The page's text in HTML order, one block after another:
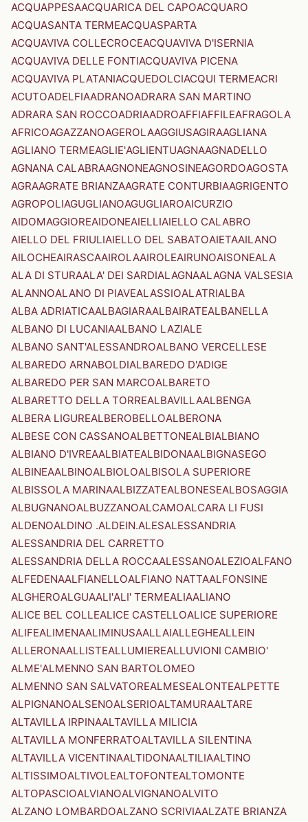
ACQUAPPESAACQUARICA DEL CAPOACQUARO
ACQUASANTA TERMEACQUASPARTA
ACQUAVIVA COLLECROCEACQUAVIVA D'ISERNIA
ACQUAVIVA DELLE FONTIACQUAVIVA PICENA
ACQUAVIVA PLATANIACQUEDOLCIACQUI TERMEACRI
ACUTOADELFIAADRANOADRARA SAN MARTINO
ADRARA SAN ROCCOADRIAADROAFFIAFFILEAFRAGOLA
AFRICOAGAZZANOAGEROLAAGGIUSAGIRAAGLIANA
AGLIANO TERMEAGLIE'AGLIENTUAGNAAGNADELLO
AGNANA CALABRAAGNONEAGNOSINEAGORDOAGOSTA
AGRAAGRATE BRIANZAAGRATE CONTURBIAAGRIGENTO
AGROPOLIAGUGLIANOAGUGLIAROAICURZIO
AIDOMAGGIOREAIDONEAIELLIAIELLO CALABRO
AIELLO DEL FRIULIAIELLO DEL SABATOAIETAAILANO
AILOCHEAIRASCAAIROLAAIROLEAIRUNOAISONEALA
ALA DI STURAALA' DEI SARDIALAGNAALAGNA VALSESIA
ALANNOALANO DI PIAVEALASSIOALATRIALBA
ALBA ADRIATICAALBAGIARAALBAIRATEALBANELLA
ALBANO DI LUCANIAALBANO LAZIALE
ALBANO SANT'ALESSANDROALBANO VERCELLESE
ALBAREDO ARNABOLDIALBAREDO D'ADIGE
ALBAREDO PER SAN MARCOALBARETO
ALBARETTO DELLA TORREALBAVILLAALBENGA
ALBERA LIGUREALBEROBELLOALBERONA
ALBESE CON CASSANOALBETTONEALBIALBIANO
ALBIANO D'IVREAALBIATEALBIDONAALBIGNASEGO
ALBINEAALBINOALBIOLOALBISOLA SUPERIORE
ALBISSOLA MARINAALBIZZATEALBONESEALBOSAGGIA
ALBUGNANOALBUZZANOALCAMOALCARA LI FUSI
ALDENOALDINO .ALDEIN.ALESALESSANDRIA
ALESSANDRIA DEL CARRETTO
ALESSANDRIA DELLA ROCCAALESSANOALEZIOALFANO
ALFEDENAALFIANELLOALFIANO NATTAALFONSINE
ALGHEROALGUAALI'ALI' TERMEALIAALIANO
ALICE BEL COLLEALICE CASTELLOALICE SUPERIORE
ALIFEALIMENAALIMINUSAALLAIALLEGHEALLEIN
ALLERONAALLISTEALLUMIEREALLUVIONI CAMBIO'
ALME'ALMENNO SAN BARTOLOMEO
ALMENNO SAN SALVATOREALMESEALONTEALPETTE
ALPIGNANOALSENOALSERIOALTAMURAALTARE
ALTAVILLA IRPINAALTAVILLA MILICIA
ALTAVILLA MONFERRATOALTAVILLA SILENTINA
ALTAVILLA VICENTINAALTIDONAALTILIAALTINO
ALTISSIMOALTIVOLEALTOFONTEALTOMONTE
ALTOPASCIOALVIANOALVIGNANOALVITO
ALZANO LOMBARDOALZANO SCRIVIAALZATE BRIANZA